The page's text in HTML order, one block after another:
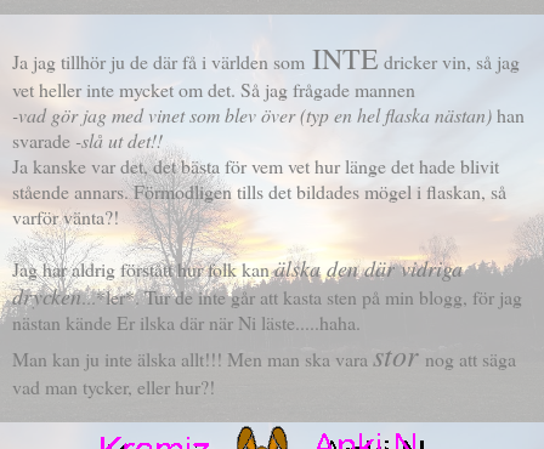
Ja jag tillhör ju de där få i världen som INTE dricker vin, så jag
vet heller inte mycket om det. Så jag frågade mannen
-vad gör jag med vinet som blev över (typ en hel flaska nästan)han
svarade -slå ut det!!
Ja kanske var det, det bästa för vem vet hur länge det hade blivit
stående annars. Förmodligen tills det bildades mögel i flaskan, så
varför vänta?!
Jag har aldrig förstått hur folk kanälska den där vidriga
drycken...*ler*. Tur de inte går att kasta sten på min blogg, för jag
nästan kände Er ilska där när Ni läste.....haha.
Man kan ju inte älska allt!!! Men man ska vara stor nog att säga
vad man tycker, eller hur?!